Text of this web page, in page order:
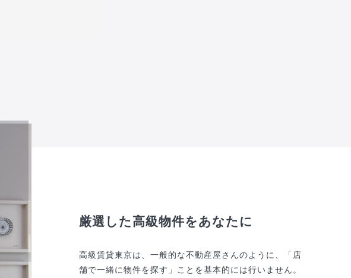
厳選した高級物件をあなたに
高級賃貸東京は、一般的な不動産屋さんのように、「店
舗で一緒に物件を探す」ことを基本的には行いません。